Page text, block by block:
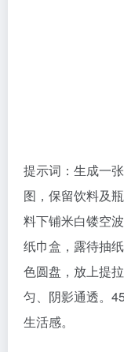
料下铺米白镂空
纸巾盒，露待抽
色圆盘，放上提
匀、阴影通透。
生活感。
12、多图融合海报